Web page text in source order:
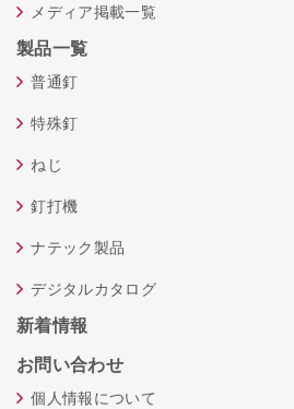
メディア掲載一覧
製品一覧
普通釘
特殊釘
ねじ
釘打機
ナテック製品
デジタルカタログ
新着情報
お問い合わせ
個人情報について